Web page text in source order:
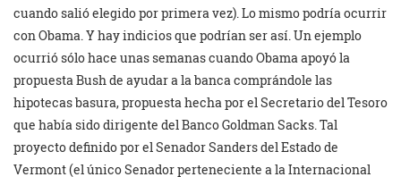
cuando salió elegido por primera vez). Lo mismo podría ocurrir
con Obama. Y hay indicios que podrían ser así. Un ejemplo
ocurrió sólo hace unas semanas cuando Obama apoyó la
propuesta Bush de ayudar a la banca comprándole las
hipotecas basura, propuesta hecha por el Secretario del Tesoro
que había sido dirigente del Banco Goldman Sacks. Tal
proyecto definido por el Senador Sanders del Estado de
Vermont (el único Senador perteneciente a la Internacional